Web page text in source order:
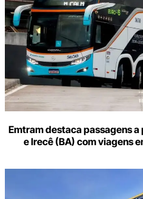
Emtram destaca passagens a
e Irecê (BA) com viagens
mail